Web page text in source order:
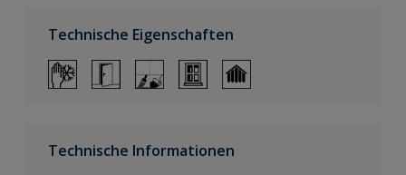
Technische Eigenschaften
Technische Informationen